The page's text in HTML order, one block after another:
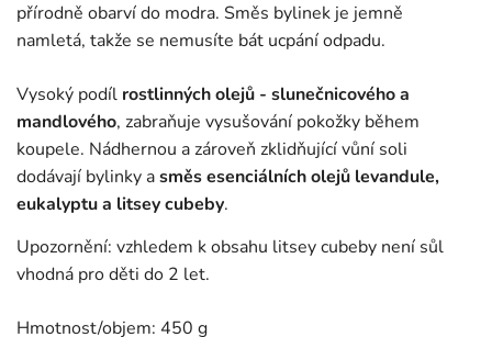
přírodně obarví do modra. Směs bylinek je jemně
namletá, takže se nemusíte bát ucpání odpadu.
Vysoký podíl rostlinných olejů - slunečnicového a
mandlového, zabraňuje vysušování pokožky během
koupele. Nádhernou a zároveň zklidňující vůní soli
dodávají bylinky asměs esenciálních olejů levandule,
eukalyptu a litsey cubeby.
Upozornění: vzhledem k obsahu litsey cubeby není sůl
vhodná pro děti do 2 let.
Hmotnost/objem: 450 g